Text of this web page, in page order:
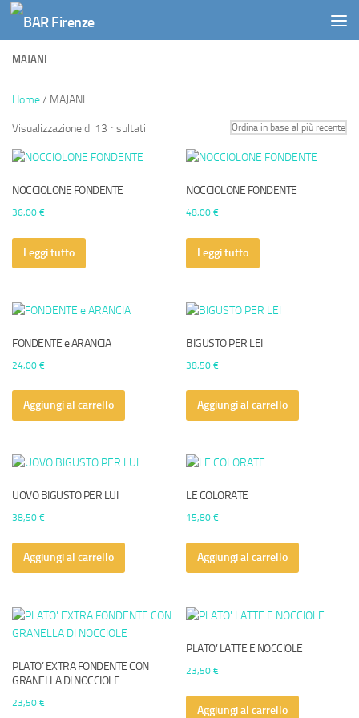
Salta al contenuto
MAJANI
Home/ MAJANI
Visualizzazione di 13 risultati
NOCCIOLONE FONDENTE
36,00 €
Leggi tutto
NOCCIOLONE FONDENTE
48,00€
Leggi tutto
FONDENTE e ARANCIA
24,00 €
Aggiungi al carrello
BIGUSTO PER LEI
38,50€
Aggiungi al carrello
UOVO BIGUSTO PER LUI
38,50 €
Aggiungi al carrello
LE COLORATE
15,80€
Aggiungi al carrello
PLATO’ EXTRA FONDENTE CON
GRANELLA DI NOCCIOLE
23,50 €
PLATO’ LATTE E NOCCIOLE
23,50€
Aggiungi al carrello